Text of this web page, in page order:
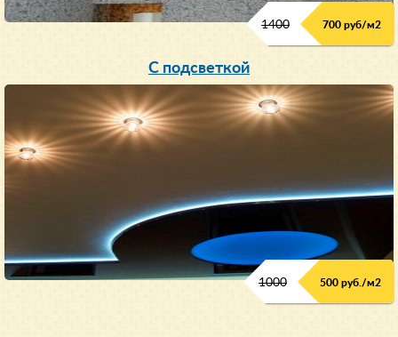
1400 700 руб/м2
С подсветкой
1000 500 руб./м2